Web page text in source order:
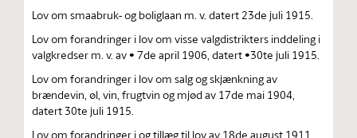
Lov om smaabruk- og boliglaan m. v. datert 23de juli 1915.
Lov om forandringer i lov om visse valgdistrikters inddeling i
valgkredser m. v. av • 7de april 1906, datert •30te juli 1915.
Lov om forandringer i lov om salg og skjænkning av
brændevin, øl, vin, frugtvin og mjød av 17de mai 1904,
datert 30te juli 1915.
Lov om forandringer i og tillæg til lov av 18de august 1911